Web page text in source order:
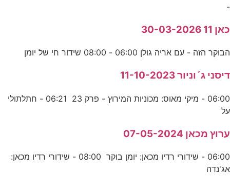
-
כאן 11 30-03-2026
הבוקר הזה - עם אריה גולן 06:00 - 08:00 שידור חי של יומן
דיסני ג´וניור 11-10-2023
06:00 - מיקי מאוס: מכוניות המירוץ - פרק 23 06:21 - חתלתולי
על
ערוץ מכאן 07-05-2024
06:00 - שידורי רדיו מכאן: יומן בוקר 08:00 - שידורי רדיו מכאן:
אג'נדה